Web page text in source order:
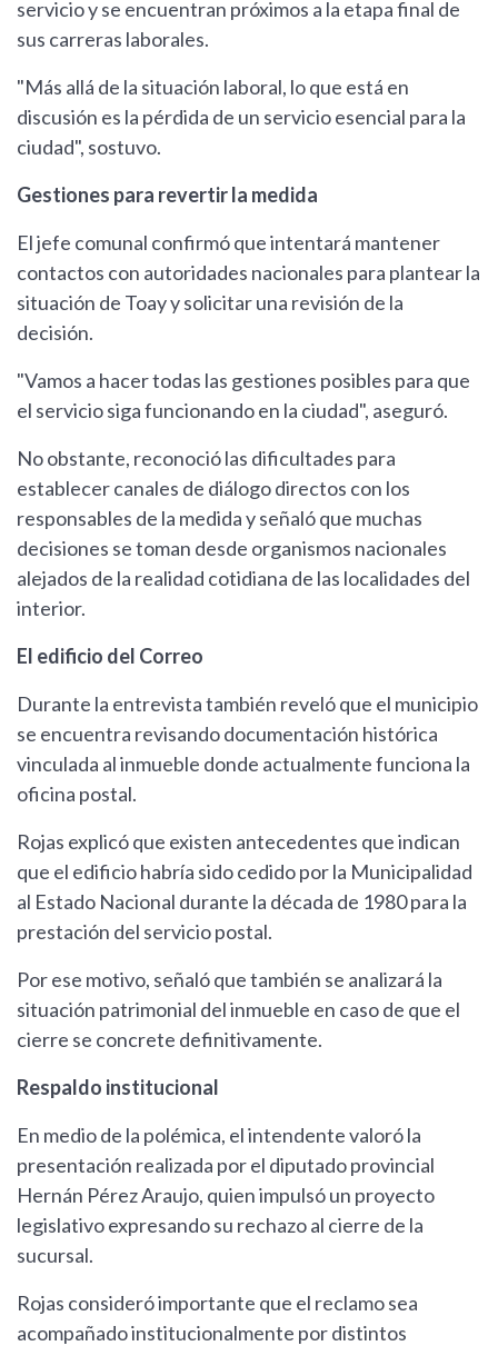
servicio y se encuentran próximos a la etapa final de
sus carreras laborales.
"Más allá de la situación laboral, lo que está en
discusión es la pérdida de un servicio esencial para la
ciudad", sostuvo.
Gestiones para revertir la medida
El jefe comunal confirmó que intentará mantener
contactos con autoridades nacionales para plantear la
situación de Toay y solicitar una revisión de la
decisión.
"Vamos a hacer todas las gestiones posibles para que
el servicio siga funcionando en la ciudad", aseguró.
No obstante, reconoció las dificultades para
establecer canales de diálogo directos con los
responsables de la medida y señaló que muchas
decisiones se toman desde organismos nacionales
alejados de la realidad cotidiana de las localidades del
interior.
El edificio del Correo
Durante la entrevista también reveló que el municipio
se encuentra revisando documentación histórica
vinculada al inmueble donde actualmente funciona la
oficina postal.
Rojas explicó que existen antecedentes que indican
que el edificio habría sido cedido por la Municipalidad
al Estado Nacional durante la década de 1980 para la
prestación del servicio postal.
Por ese motivo, señaló que también se analizará la
situación patrimonial del inmueble en caso de que el
cierre se concrete definitivamente.
Respaldo institucional
En medio de la polémica, el intendente valoró la
presentación realizada por el diputado provincial
Hernán Pérez Araujo, quien impulsó un proyecto
legislativo expresando su rechazo al cierre de la
sucursal.
Rojas consideró importante que el reclamo sea
acompañado institucionalmente por distintos